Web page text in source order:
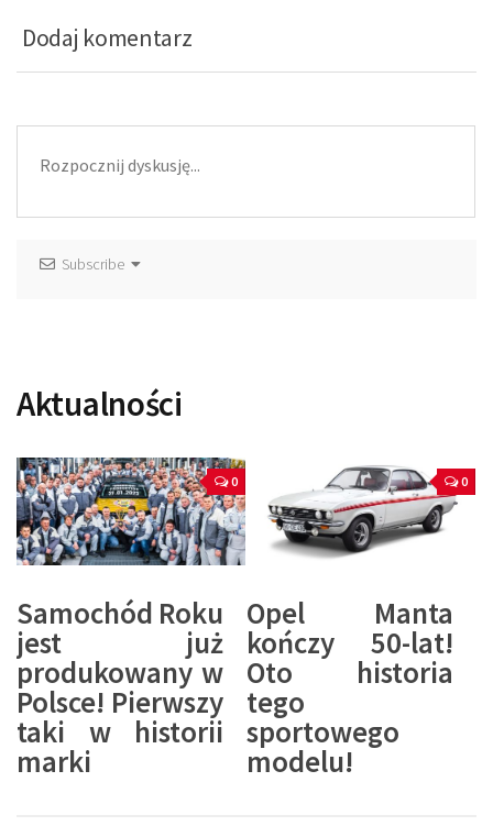
Dodaj komentarz
Subscribe
Aktualności
0
Samochód Roku
jest już
produkowany w
Polsce! Pierwszy
taki w historii
marki
0
Opel Manta
kończy 50-lat!
Oto historia
tego
sportowego
modelu!